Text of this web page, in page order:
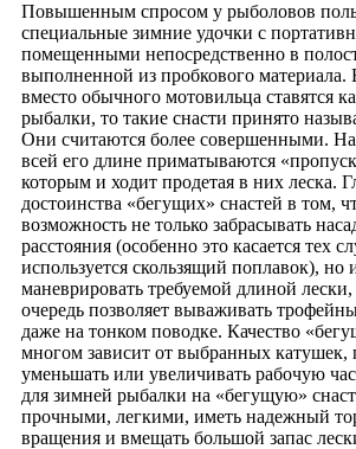
Повышенным спросом у рыболовов
специальные зимние удочки с
помещенными непосредственно в
выполненной из пробкового материала.
вместо обычного мотовильца ставятся
рыбалки, то такие снасти принято
Они считаются более совершенными.
всей его длине приматываются
которым и ходит продетая в них леска.
достоинства «бегущих» снастей в том,
возможность не только забрасывать
расстояния (особенно это касается тех
используется скользящий поплавок), но
маневрировать требуемой длиной
очередь позволяет вываживать
даже на тонком поводке. Качество
многом зависит от выбранных катушек,
уменьшать или увеличивать рабочую
для зимней рыбалки на «бегущую»
прочными, легкими, иметь надежный
вращения и вмещать большой запас